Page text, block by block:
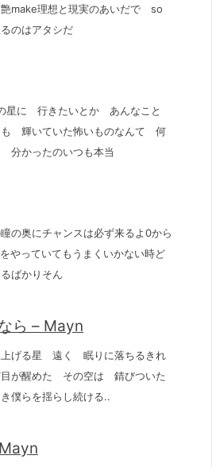
make理想と現実のあいだで so
のはアタシだ
星に 行きたいとか あんなこと
輝いていた怖いものなんて 何
分かったのいつも本当
の奥にチャンスは必ず来るよ0から
やっていてもうまくいかない時ど
ばかりそん
ら – Mayn
げる星 遠く 眠りに落ちるきれ
が醒めた その空は 錆びついた
僕らを揺らし続ける..